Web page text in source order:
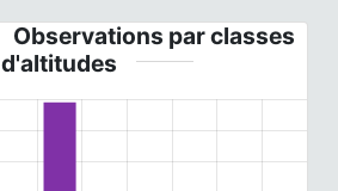
Observations par classes
d'altitudes